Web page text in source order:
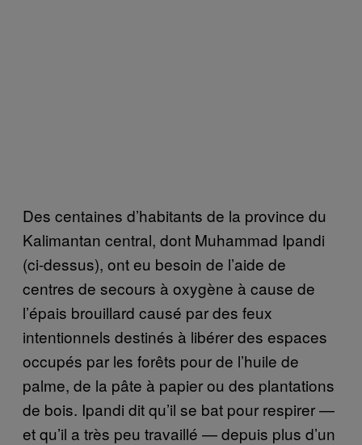
Des centaines d’habitants de la province du
Kalimantan central, dont Muhammad Ipandi
(ci-dessus), ont eu besoin de l’aide de
centres de secours à oxygène à cause de
l’épais brouillard causé par des feux
intentionnels destinés à libérer des espaces
occupés par les forêts pour de l’huile de
palme, de la pâte à papier ou des plantations
de bois. Ipandi dit qu’il se bat pour respirer —
et qu’il a très peu travaillé — depuis plus d’un